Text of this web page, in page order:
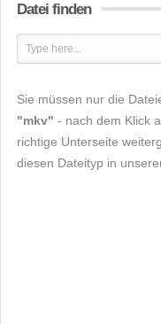
Datei finden
Sie müssen nur die
"mkv" - nach dem Klick
richtige Unterseite
diesen Dateityp in